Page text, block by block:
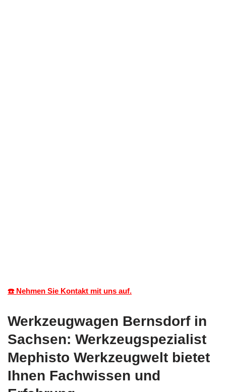
☎️ Nehmen Sie Kontakt mit uns auf.
Werkzeugwagen Bernsdorf in
Sachsen: Werkzeugspezialist
Mephisto Werkzeugwelt bietet
Ihnen Fachwissen und